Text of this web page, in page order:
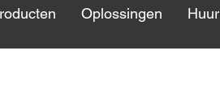
Producten Oplossingen
Oplossingen Huur